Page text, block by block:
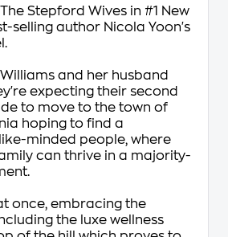
Stepford Wives in #1 New
selling author Nicola Yoon's
and her husband
expecting their second
to move to the town of
hoping to find a
minded people, where
can thrive in a majority-
once, embracing the
the luxe wellness